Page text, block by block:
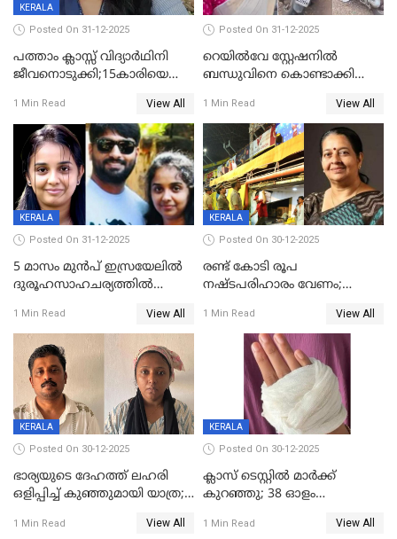
KERALA
Posted On 31-12-2025
പത്താം ക്ലാസ്സ് വിദ്യാര്‍ഥിനി
ജീവനൊടുക്കി;15കാരിയെ
കിടപ്പുമുറിയില്‍ തൂങ്ങി മരിച്ച
നിലയിൽ
1 Min Read View All
Posted On 31-12-2025
റെയിൽവേ സ്റ്റേഷനിൽ
ബന്ധുവിനെ കൊണ്ടാക്കി
ലോറി സ്കൂട്ടറിൽ ഇടിച്ചു :
യുവതിക്ക് ദാരുണാന്ത്യം
1 Min Read View All
KERALA
Posted On 31-12-2025
5 മാസം മുൻപ് ഇസ്രയേലിൽ
ദുരൂഹസാഹചര്യത്തിൽ
മലയാളി യുവാവിന്റെ ഭാര്യയും
മരിച്ചു
1 Min Read View All
KERALA
Posted On 30-12-2025
രണ്ട് കോടി രൂപ
നഷ്ടപരിഹാരം വേണം;
നോട്ടീസയച്ച് ഉമാ തോമസ്
1 Min Read View All
KERALA
Posted On 30-12-2025
ഭാര്യയുടെ ദേഹത്ത് ലഹരി
ഒളിപ്പിച്ച് കുഞ്ഞുമായി യാത്ര;
പിടികൂടി പൊലീസ്
1 Min Read View All
KERALA
Posted On 30-12-2025
ക്ലാസ് ടെസ്റ്റിൽ മാർക്ക്
കുറഞ്ഞു; 38 ഓളം
സെന്ററിലെ അധ്യാപകന്‍
1 Min Read View All